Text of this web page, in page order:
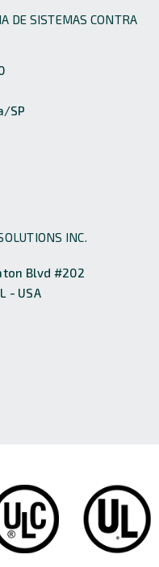
DE SISTEMAS CONTRA
SP
INC.
Blvd #202
- USA